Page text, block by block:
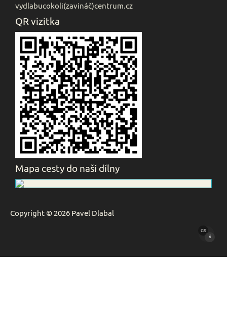
vydlabucokoli(zavináč)centrum.cz
QR vizitka
Mapa cesty do naší dílny
Copyright © 2026 Pavel Dlabal
GS